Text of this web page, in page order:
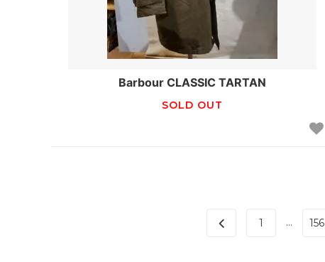
Barbour CLASSIC TARTAN
SOLD OUT
1 ... 156